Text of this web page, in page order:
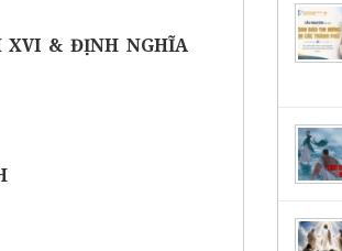
XVI & ĐỊNH NGHĨA